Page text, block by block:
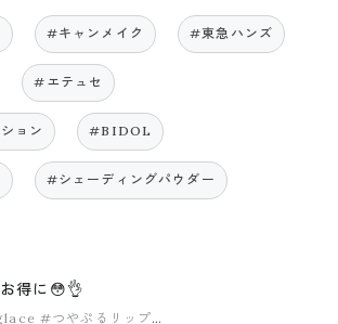
#キャンメイク #東急ハンズ
#エテュセ
ョン #BIDOL
#シェーディングパウダー
得に😳👌
#つやぷるリップ